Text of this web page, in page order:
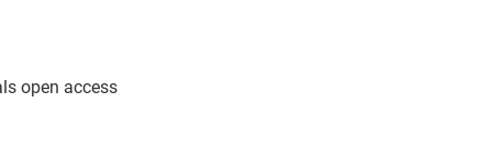
open access